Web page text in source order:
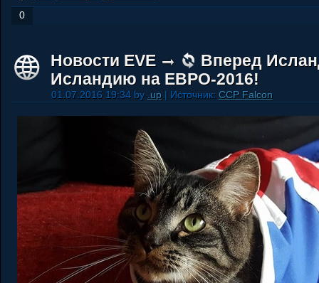
0
Новости EVE
Вперед
Исландию на ЕВРО-2016!
01.07.2016 19:34 by .up | Источник: CCP Falcon